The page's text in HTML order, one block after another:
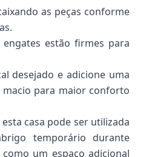
as peças conforme
estão firmes para
desejado e adicione uma
para maior conforto
casa pode ser utilizada
temporário durante
um espaço adicional